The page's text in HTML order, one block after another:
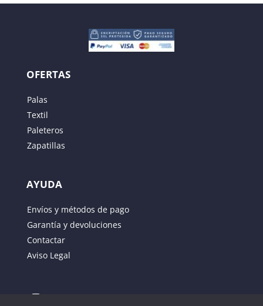
este navegador para la próxima vez que comente.
OFERTAS
Palas
Textil
Paleteros
Zapatillas
AYUDA
Envíos y métodos de pago
Garantía y devoluciones
Contactar
Aviso Legal